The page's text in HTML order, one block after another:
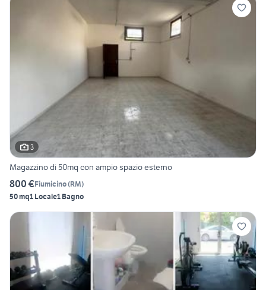
3
Magazzino di 50mq con ampio spazio esterno
800 €Fiumicino(RM)
50 mq1 Locale1 Bagno